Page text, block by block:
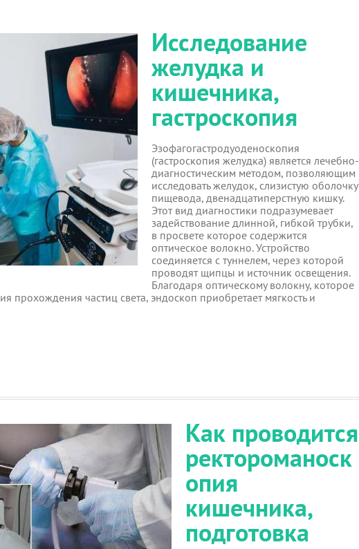
Исследование
желудка и
кишечника,
гастроскопия
Эзофагогастродуоденоскопия
(гастроскопия желудка) является лечебно-
диагностическим методом, позволяющим
исследовать желудок, слизистую оболочку
пищевода, двенадцатиперстную кишку.
Этот вид диагностики подразумевает
задействование длинной, гибкой трубки,
в просвете которое содержится
оптическое волокно. Устройство
соединяется с туннелем, через которой
проводят щипцы и источник освещения.
Благодаря оптическому волокну, которое
прохождения частиц света, эндоскоп приобретает мягкость и
Как проводится
ректороманоск
опия
кишечника,
подготовка